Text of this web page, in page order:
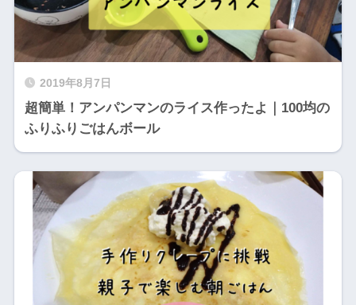
2019年8月7日
超簡単！アンパンマンのライス作ったよ｜100均の
ふりふりごはんボール